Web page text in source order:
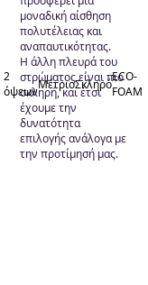
μοναδική αίσθηση
πολυτέλειας και
αναπαυτικότητας.
Η άλλη πλευρά του
στρώματος είναι πιο
σκληρή, και έτσι
έχουμε την
δυνατότητα
επιλογής ανάλογα με
την προτίμησή μας.
2
όψεωνΜέτριοΣκληρόECO-
FOAM